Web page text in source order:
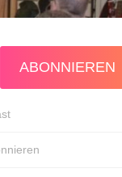
ABONNIEREN